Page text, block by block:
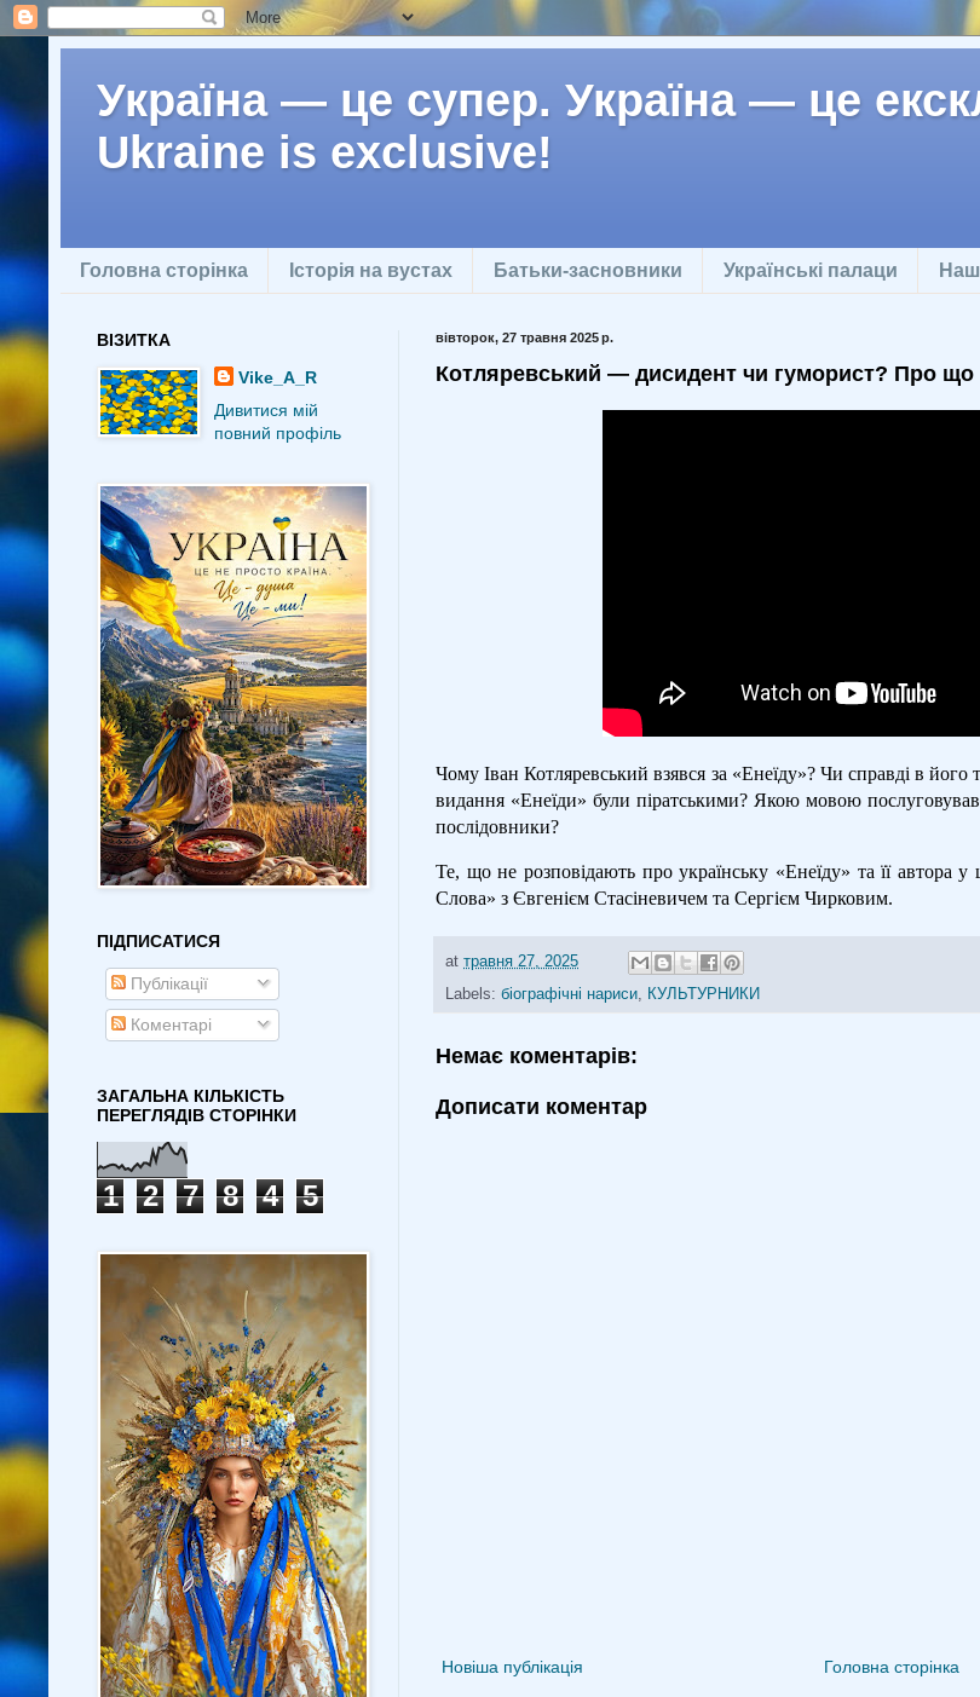
Україна — це супер. Україна — це
Ukraine is exclusive!
Головна сторінка Історія на вустах Батьки-засновники Українські палаци
вівторок, 27 травня 2025 р.
Котляревський — дисидент чи гуморист? Про що
Чому Іван Котляревський взявся за «Енеїду»? Чи справді в
видання «Енеїди» були піратськими? Якою мовою
послідовники?
Те, що не розповідають про українську «Енеїду» та її
Слова» з Євгенієм Стасіневичем та Сергієм Чирковим.
at травня 27, 2025
Labels: біографічні нариси КУЛЬТУРНИКИ
Немає коментарів:
Дописати коментар
Новіша публікація Головна сторінка
ВІЗИТКА
Vike_A_R
Дивитися мій
повний профіль
ПІДПИСАТИСЯ
Публікації
Коментарі
ЗАГАЛЬНА КІЛЬКІСТЬ
ПЕРЕГЛЯДІВ СТОРІНКИ
1 2 7 8 4 5